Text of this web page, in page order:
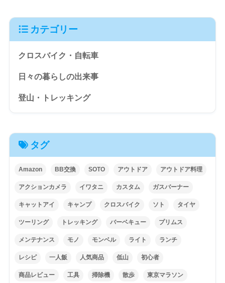
カテゴリー
クロスバイク・自転車
日々の暮らしの出来事
登山・トレッキング
タグ
Amazon BB交換 SOTO アウトドア アウトドア料理
アクションカメラ イワタニ カスタム ガスバーナー
キャットアイ キャンプ クロスバイク ソト タイヤ
ツーリング トレッキング バーベキュー プリムス
メンテナンス モノ モンベル ライト ランチ
レシピ 一人飯 人気商品 低山 初心者
商品レビュー 工具 掃除機 散歩 東京マラソン